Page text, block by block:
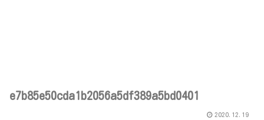
e7b85e50cda1b2056a5df389a5bd0401
2020.12.19